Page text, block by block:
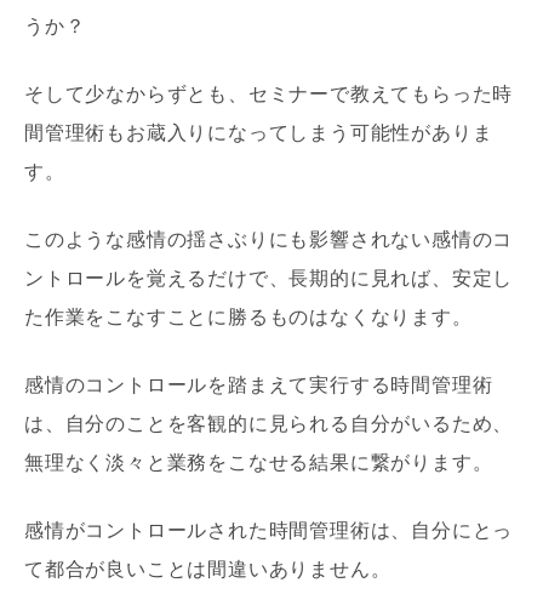
うか？
そして少なからずとも、セミナーで教えてもらった時
間管理術もお蔵入りになってしまう可能性がありま
す。
このような感情の揺さぶりにも影響されない感情のコ
ントロールを覚えるだけで、長期的に見れば、安定し
た作業をこなすことに勝るものはなくなります。
感情のコントロールを踏まえて実行する時間管理術
は、自分のことを客観的に見られる自分がいるため、
無理なく淡々と業務をこなせる結果に繋がります。
感情がコントロールされた時間管理術は、自分にとっ
て都合が良いことは間違いありません。